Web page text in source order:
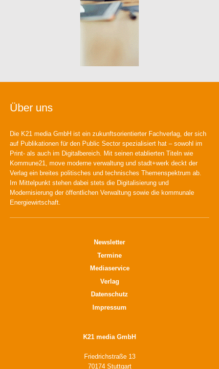
Über uns
Die K21 media GmbH ist ein zukunftsorientierter Fachverlag, der sich
auf Publikationen für den Public Sector spezialisiert hat – sowohl im
Print- als auch im Digitalbereich. Mit seinen etablierten Titeln wie
Kommune21, move moderne verwaltung und stadt+werk deckt der
Verlag ein breites politisches und technisches Themenspektrum ab.
Im Mittelpunkt stehen dabei stets die Digitalisierung und
Modernisierung der öffentlichen Verwaltung sowie die kommunale
Energiewirtschaft.
Newsletter
Termine
Mediaservice
Verlag
Datenschutz
Impressum
K21 media GmbH
Friedrichstraße 13
70174 Stuttgart